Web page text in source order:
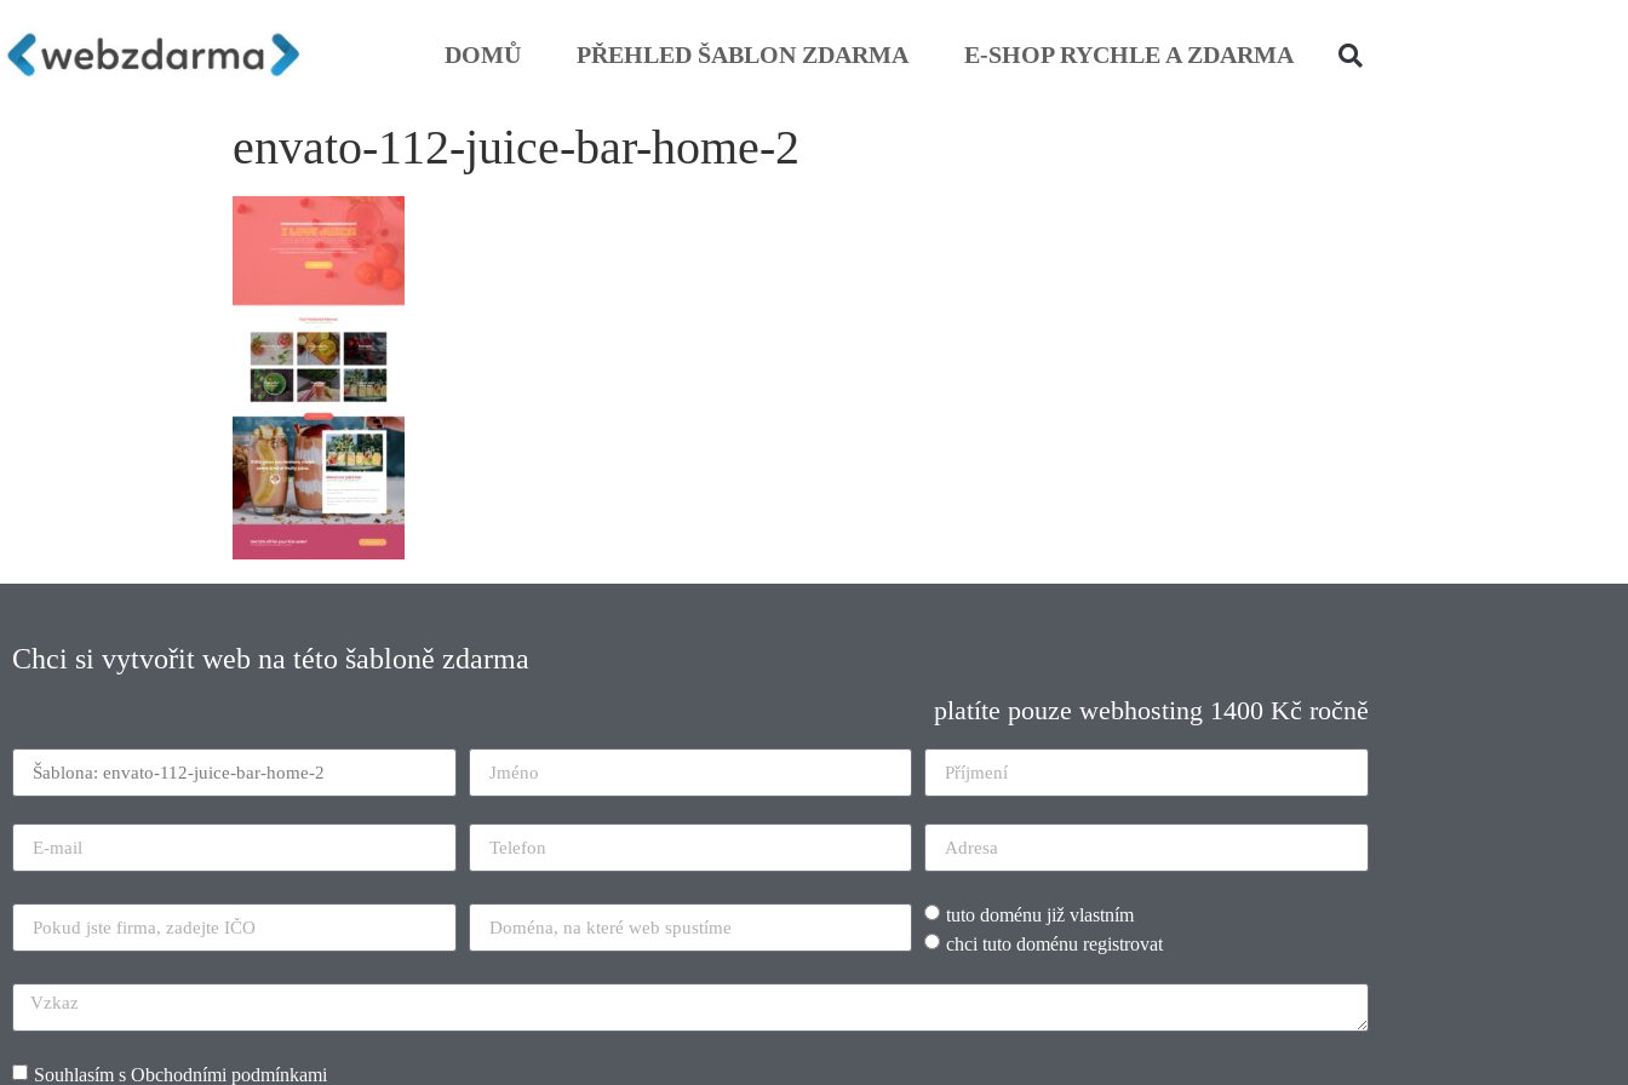
DOMŮ PŘEHLED ŠABLON ZDARMA E-SHOP RYCHLE A ZDARMA
envato-112-juice-bar-home-2
Chci si vytvořit web na této šabloně zdarma
platíte pouze webhosting 1400 Kč ročně
tuto doménu již vlastním
chci tuto doménu registrovat
Souhlasím s Obchodními podmínkami